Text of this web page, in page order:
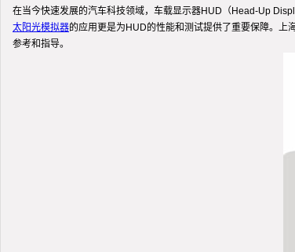
在当今快速发展的汽车科技领域，车载显示器HUD（Head-Up
太阳光模拟器的应用更是为HUD的性能和测试提供了重要保障。上
参考和指导。